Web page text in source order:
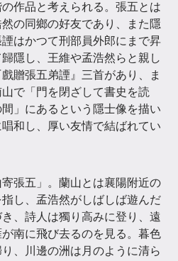
作品と考えられる。張五とは
の同鄉の好友であり、また隱
はかつて刑部員外郎にまで昇
隱し、王維や孟浩然らと親し
贈張五弟諲』三首があり、ま
で「門を閉ざして書史を読
」にあるという隱士像を描い
和し、厚い友情で結ばれてい
張五」。蘭山とは襄陽附近の
し、孟浩然がしばしば遊んだ
、詩人は獨り高みに登り、遠
南に飛び去るのを見る。暮色
、川邊の洲は月のように清ら